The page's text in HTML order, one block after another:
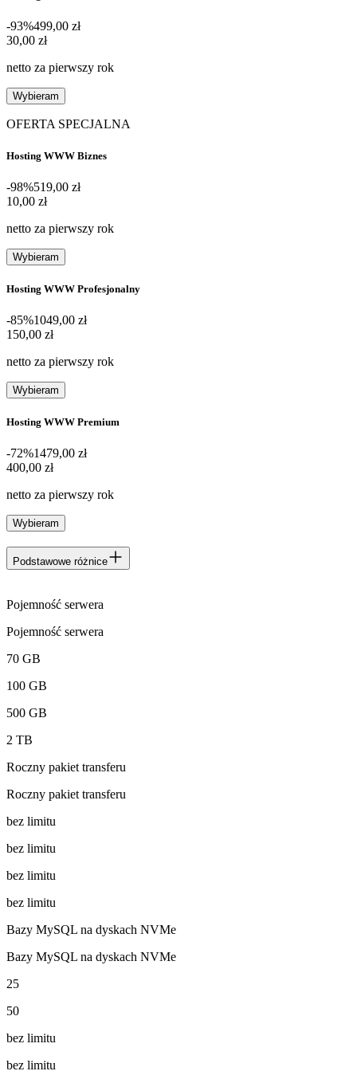
-93%499,00 zł
30,00 zł
30,00 zł
netto za pierwszy rok
Wybieram
OFERTA SPECJALNA
Hosting WWW Biznes
-98%519,00 zł
10,00 zł
10,00 zł
netto za pierwszy rok
Wybieram
Hosting WWW Profesjonalny
-85%1049,00 zł
150,00 zł
150,00 zł
netto za pierwszy rok
Wybieram
Hosting WWW Premium
-72%1479,00 zł
400,00 zł
400,00 zł
netto za pierwszy rok
Wybieram
Podstawowe różnice
Pojemność serwera
Pojemność serwera
70 GB
100 GB
500 GB
2 TB
Roczny pakiet transferu
Roczny pakiet transferu
bez limitu
bez limitu
bez limitu
bez limitu
Bazy MySQL na dyskach NVMe
Bazy MySQL na dyskach NVMe
25
50
bez limitu
bez limitu